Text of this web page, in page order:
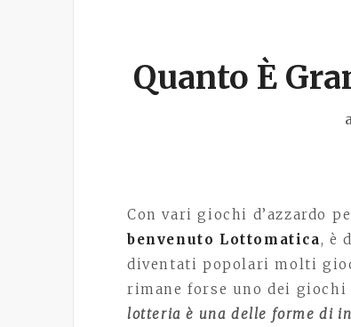
Quanto È
Con vari giochi d’azzardo
benvenuto Lottomatica, è
diventati popolari molti
rimane forse uno dei
lotteria è una delle forme di